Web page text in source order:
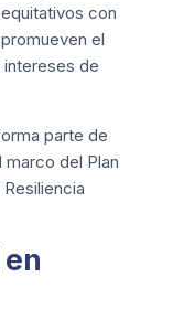
con
el
de
parte de
del Plan